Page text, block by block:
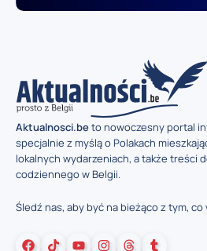
Aktualnosci.beto nowoczesny portal
specjalnie z myślą o Polakach
lokalnych wydarzeniach, a także treści
codziennego w Belgii.
Śledź nas, aby być na bieżąco z tym, co